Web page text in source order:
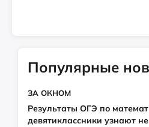
Популярные
ЗА ОКНОМ
Результаты ОГЭ по
девятиклассники узнают